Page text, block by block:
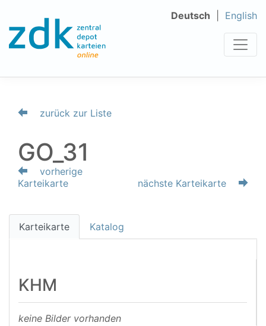
Deutsch English
zurück zur Liste
GO_31
vorherige
Karteikarte
nächste Karteikarte
Karteikarte Katalog
KHM
keine Bilder vorhanden